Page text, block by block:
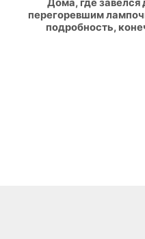
Дома, где завелся
перегоревшим
подробность,